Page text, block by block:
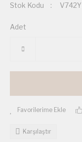
Stok Kodu
Adet
Karşılaştır